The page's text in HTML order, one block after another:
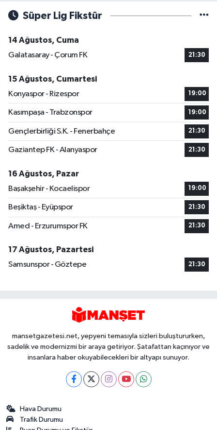
Süper Lig Fikstür
14 Ağustos, Cuma
Galatasaray - Çorum FK
21:30
15 Ağustos, Cumartesi
Konyaspor - Rizespor
19:00
Kasımpaşa - Trabzonspor 19:00
Gençlerbirliği S.K. - Fenerbahçe 21:30
Gaziantep FK - Alanyaspor 21:30
16 Ağustos, Pazar
Başakşehir - Kocaelispor
19:00
Beşiktaş - Eyüpspor 21:30
Amed - Erzurumspor FK 21:30
17 Ağustos, Pazartesi
Samsunspor - Göztepe
21:30
mansetgazetesi.net, yepyeni temasıyla sizleri buluştururken,
sadelik ve modernizmi bir araya getiriyor. Şatafattan kaçınıyor ve
insanlara haber okuyabilecekleri bir altyapı sunuyor.
Hava Durumu
Trafik Durumu